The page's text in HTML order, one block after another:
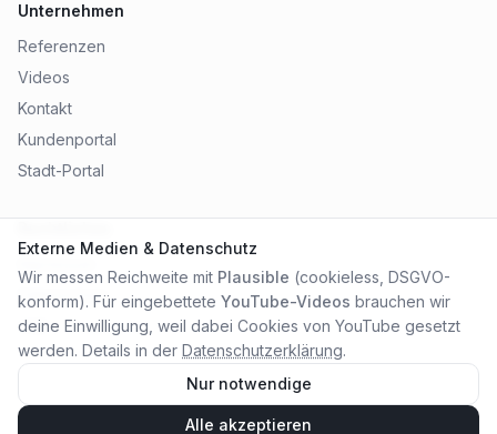
Unternehmen
Referenzen
Videos
Kontakt
Kundenportal
Stadt-Portal
Datenschutz
AGB
City Online Medien OHG. Alle Rechte vorbehalten.
Externe Medien & Datenschutz
Wir messen Reichweite mit Plausible (cookieless, DSGVO-
konform). Für eingebettete YouTube-Videos brauchen wir
deine Einwilligung, weil dabei Cookies von YouTube gesetzt
werden. Details in der Datenschutzerklärung.
Nur notwendige
Alle akzeptieren